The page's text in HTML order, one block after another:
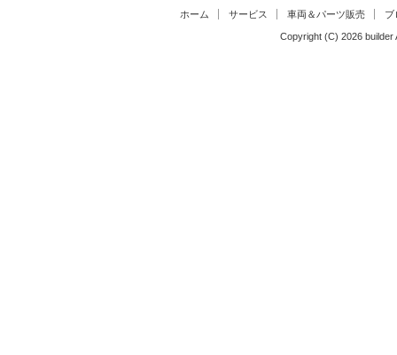
ホーム サービス 車両＆パーツ販売 ブ
Copyright (C) 2026 builder